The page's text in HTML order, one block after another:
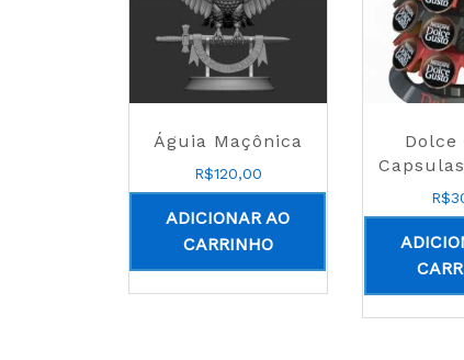
Águia Maçônica
R$120,00
ADICIONAR AO
CARRINHO
Dolce
R$